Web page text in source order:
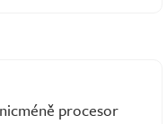
procesor